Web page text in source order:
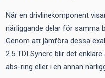
När en drivlinekomponent
närliggande delar för samma
Genom att jämföra dessa
2.5 TDI Syncro blir det
abs-ring eller i en annan